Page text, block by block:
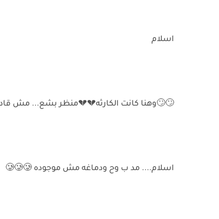
اسلام
🙄🙄وهنا كانت الكارثه💔💔منظر بشع... مش
اسلام.... مد ب وح ودماغه مش موجوده 🥲🥲🥲